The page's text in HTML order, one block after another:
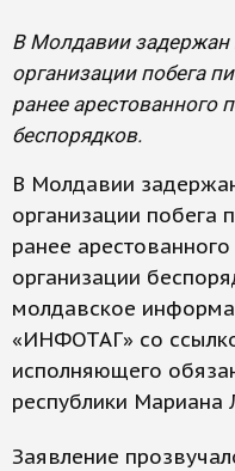
В Молдавии
организации побега
ранее арестованного
беспорядков.
В Молдавии
организации побега
ранее
организации
молдавское
«ИНФОТАГ» со
исполняющего
республики Мариана
Заявление